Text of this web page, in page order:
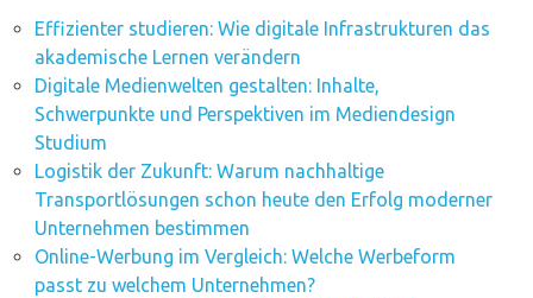
Effizienter studieren: Wie digitale Infrastrukturen das
akademische Lernen verändern
Digitale Medienwelten gestalten: Inhalte,
Schwerpunkte und Perspektiven im Mediendesign
Studium
Logistik der Zukunft: Warum nachhaltige
Transportlösungen schon heute den Erfolg moderner
Unternehmen bestimmen
Online-Werbung im Vergleich: Welche Werbeform
passt zu welchem Unternehmen?